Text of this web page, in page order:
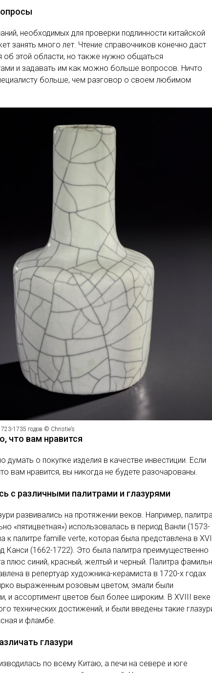
необходимых для проверки подлинности китайской
занять много лет. Чтение справочников конечно даст
об этой области, но также нужно общаться
и задавать им как можно больше вопросов. Ничто
больше, чем разговор о своем любимом
1735 годов © Christie’s
что вам нравится
думать о покупке изделия в качестве инвестиции. Если
вам нравится, вы никогда не будете разочарованы.
с различными палитрами и глазурями
развивались на протяжении веков. Например,
«пятицветная») использовалась в период Ванли (1573-
к палитре famille verte, которая была представлена в
Канси (1662-1722). Это была палитра преимущественно
плюс синий, красный, желтый и черный. Палитра
в репертуар художника-керамиста в 1720-х годах
выраженным розовым цветом; эмали были
и ассортимент цветов был более широким. В XVIII веке
технических достижений, и были введены такие
и фламбе.
глазури
по всему Китаю, а печи на севере и юге